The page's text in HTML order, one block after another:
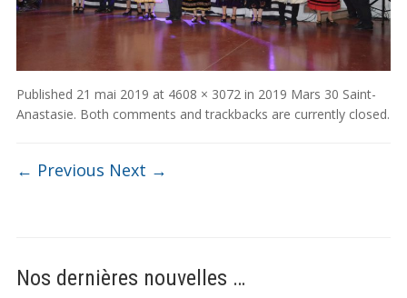
Published 21 mai 2019 at 4608 × 3072 in 2019 Mars 30 Saint-
Anastasie. Both comments and trackbacks are currently closed.
← Previous Next →
Nos dernières nouvelles …